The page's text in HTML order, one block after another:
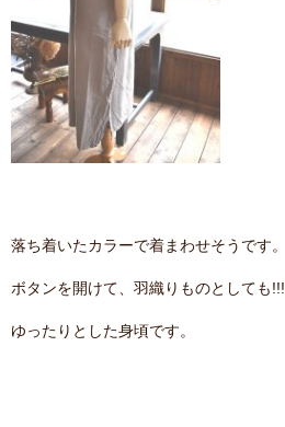
落ち着いたカラーで着まわせそうです。
ボタンを開けて、羽織りものとしても!!!
ゆったりとした身頃です。